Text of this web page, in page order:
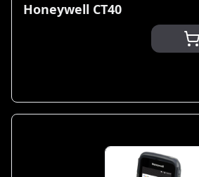
Honeywell CT40